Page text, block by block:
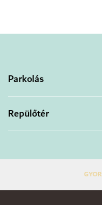
Parkolás
Repülőtér